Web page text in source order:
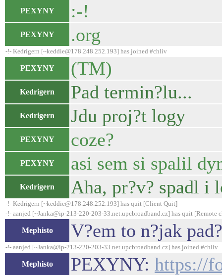
PEXYNY :-!
PEXYNY .org
-!- Kedrigern [~keddie@178.248.252.193] has joined #chliv
PEXYNY (TM)
Kedrigern Pad termin?lu...
Kedrigern Jdu proj?t logy
PEXYNY coze?
PEXYNY asi sem si spalil
Kedrigern Aha, pr?v? spadl i
-!- Kedrigern [~keddie@178.248.252.193] has quit [Client Quit]
-!- aanjed [~Janka@ip-213-220-203-33.net.upcbroadband.cz] has quit [Remote
Mephisto V?em to n?jak
-!- aanjed [~Janka@ip-213-220-203-33.net.upcbroadband.cz] has joined #chliv
Mephisto PEXYNY: https://